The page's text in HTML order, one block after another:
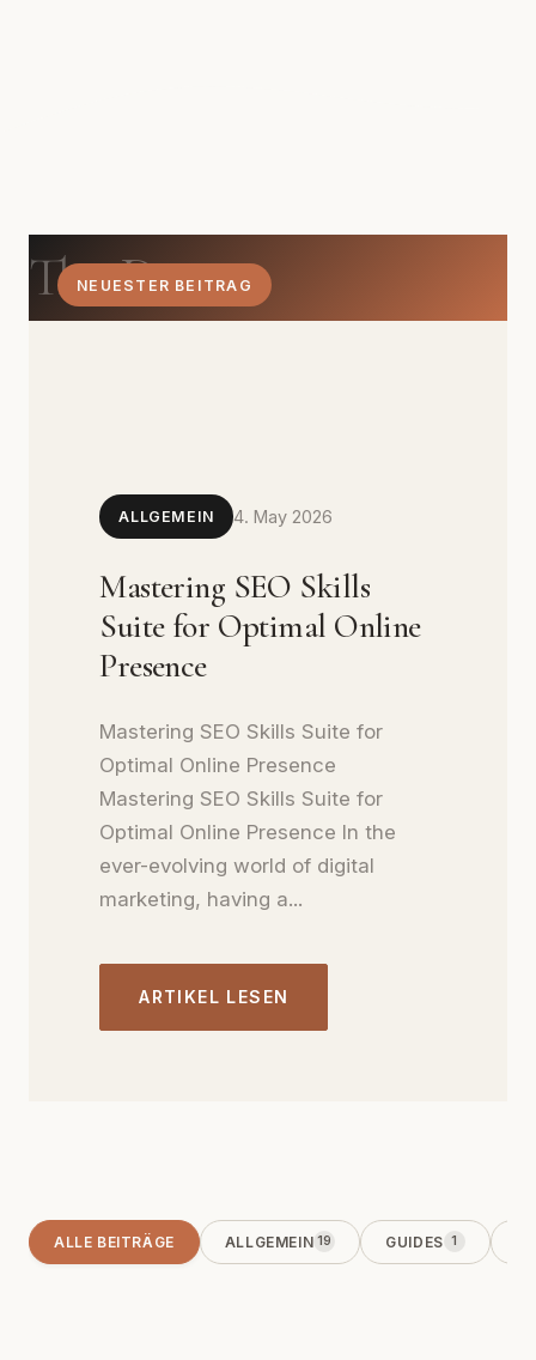
The Dom
NEUESTER BEITRAG
ALLGEMEIN 4. May 2026
Mastering SEO Skills
Suite for Optimal Online
Presence
Mastering SEO Skills Suite for
Optimal Online Presence
Mastering SEO Skills Suite for
Optimal Online Presence In the
ever-evolving world of digital
marketing, having a...
ARTIKEL LESEN
ALLE BEITRÄGE ALLGEMEIN 19 GUIDES 1